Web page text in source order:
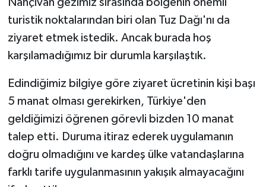
turistik noktalarından biri olan Tuz Dağı'nı da
ziyaret etmek istedik. Ancak burada hoş
karşılamadığımız bir durumla karşılaştık.
Edindiğimiz bilgiye göre ziyaret ücretinin kişi başı
5 manat olması gerekirken, Türkiye'den
geldiğimizi öğrenen görevli bizden 10 manat
talep etti. Duruma itiraz ederek uygulamanın
doğru olmadığını ve kardeş ülke vatandaşlarına
farklı tarife uygulanmasının yakışık almayacağını